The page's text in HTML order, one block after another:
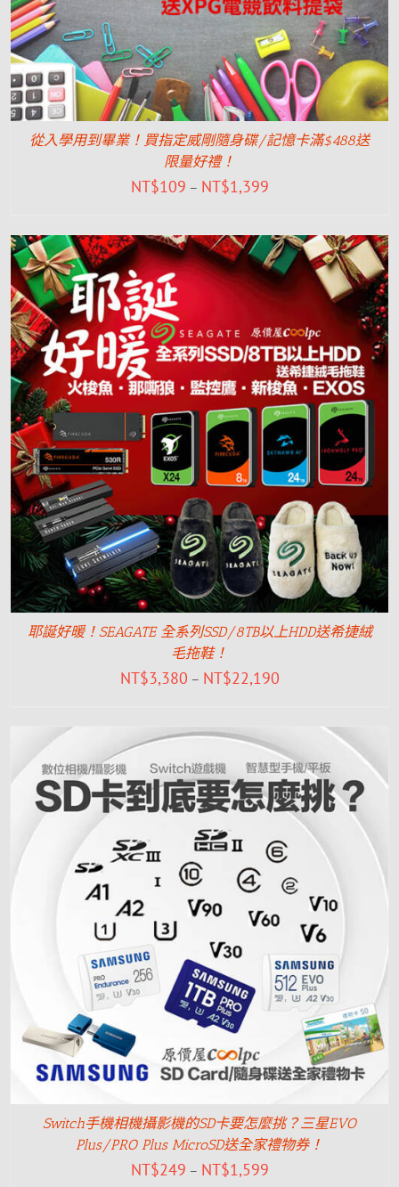
從入學用到畢業！買指定威剛隨身碟/記憶卡滿$488送
限量好禮！
NT$109 – NT$1,399
耶誕好暖！SEAGATE 全系列SSD/8TB以上HDD送希捷絨
毛拖鞋！
NT$3,380 – NT$22,190
Switch手機相機攝影機的SD卡要怎麼挑？三星EVO
Plus/PRO Plus MicroSD送全家禮物券！
NT$249 – NT$1,599